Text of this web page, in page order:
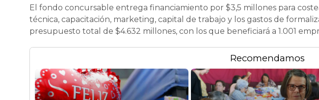
El fondo concursable entrega financiamiento por $3,5 millones para
técnica, capacitación, marketing, capital de trabajo y los gastos de
presupuesto total de $4.632 millones, con los que beneficiará a 1.001
Recomendamos